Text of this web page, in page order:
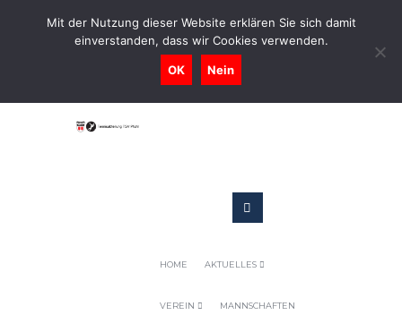
0731-9716400
Geschaeftsstelle@tennis-tsv-pfuhl.de
HOME AKTUELLES
VEREIN MANNSCHAFTEN
Mit der Nutzung dieser Website erklären Sie sich damit
einverstanden, dass wir Cookies verwenden.
OK Nein